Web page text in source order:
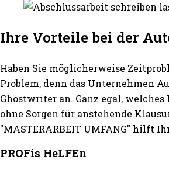
Ihre Vorteile bei der
Haben Sie möglicherweise
Problem, denn das Unternehmen
Ghostwriter an. Ganz egal,
ohne Sorgen für anstehende
"MASTERARBEIT UMFANG" hilft
PROFis HeLFEn